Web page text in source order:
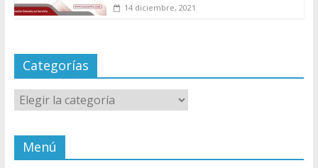
14 diciembre, 2021
Categorías
Categorías
Menú